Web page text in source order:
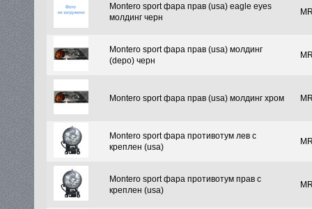
Montero sport фара прав (usa) eagle eyes
молдинг черн
Montero sport фара прав (usa) молдинг
(depo) черн
Montero sport фара прав (usa) молдинг хром
Montero sport фара противотум лев с
креплен (usa)
Montero sport фара противотум прав с
креплен (usa)